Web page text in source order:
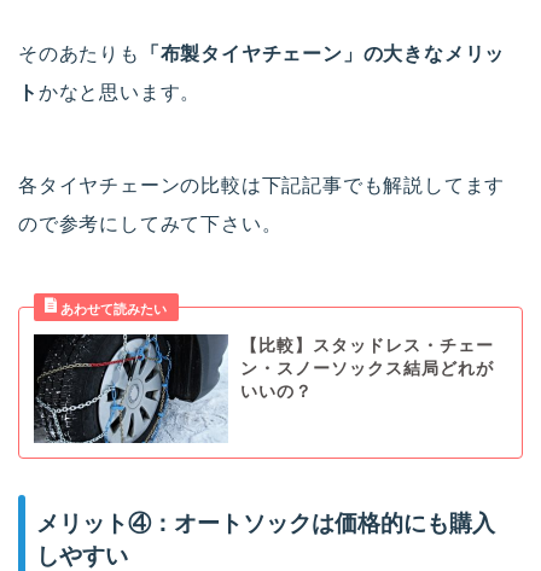
そのあたりも
「布製タイヤチェーン」の大きなメリッ
ト かなと思います。
各タイヤチェーンの比較は下記記事でも解説してます
ので参考にしてみて下さい。
【比較】スタッドレス・チェー
ン・スノーソックス結局どれが
いいの？
メリット④：オートソックは価格的にも購入
しやすい